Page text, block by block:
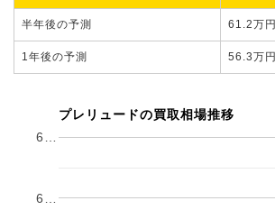
半年後の予測 61.2万円
1年後の予測 56.3万円
プレリュードの買取相場推移
6…
6…